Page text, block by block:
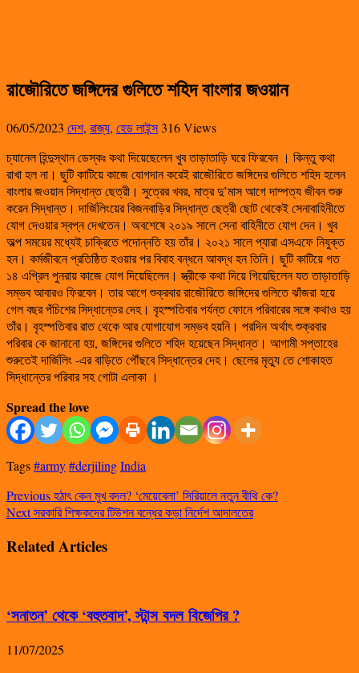
রাজৌরিতে জঙ্গিদের গুলিতে শহিদ বাংলার জওয়ান
06/05/2023 দেশ, রাজ্য, হেড লাইন্স316 Views
চ্যানেল হিন্দুস্থান ডেস্কঃ কথা দিয়েছেলেন খুব তাড়াতাড়ি ঘরে ফিরবেন । কিন্তু কথা
রাখা হল না। ছুটি কাটিয়ে কাজে যোগদান করেই রাজৌরিতে জঙ্গিদের গুলিতে শহিদ হলেন
বাংলার জওয়ান সিদ্ধান্ত ছেত্রী। সুত্রের খবর, মাত্র দু’মাস আগে দাম্পত্য জীবন শুরু
করেন সিদ্ধান্ত। দার্জিলিংয়ের বিজনবাড়ির সিদ্ধান্ত ছেত্রী ছোট থেকেই সেনাবাহিনীতে
যোগ দেওয়ার স্বপ্ন দেখতেন। অবশেষে ২০১৯ সালে সেনা বাহিনীতে যোগ দেন। খুব
অল্প সময়ের মধ্যেই চাক্রিতে পদোন্নতি হয় তাঁর। ২০২১ সালে প্যারা এসএফে নিযুক্ত
হন। কর্মজীবনে প্রতিষ্ঠিত হওয়ার পর বিবাহ বন্ধনে আবদ্ধ হন তিনি। ছুটি কাটিয়ে গত
১৪ এপ্রিল পুনরায় কাজে যোগ দিয়েছিলেন। স্ত্রীকে কথা দিয়ে গিয়েছিলেন যত তাড়াতাড়ি
সম্ভব আবারও ফিরবেন। তার আগে শুক্রবার রাজৌরিতে জঙ্গিদের গুলিতে ঝাঁজরা হয়ে
গেল বছর পঁচিশের সিদ্ধান্তের দেহ। বৃহস্পতিবার পর্যন্ত ফোনে পরিবারের সঙ্গে কথাও হয়
তাঁর। বৃহস্পতিবার রাত থেকে আর যোগাযোগ সম্ভব হয়নি। পরদিন অর্থাৎ শুক্রবার
পরিবার কে জানানো হয়, জঙ্গিদের গুলিতে শহিদ হয়েছেন সিদ্ধান্ত। আগামী সপ্তাহের
শুরুতেই দার্জিলিং -এর বাড়িতে পৌঁছবে সিদ্ধান্তের দেহ। ছেলের মৃত্যু তে শোকাহত
সিদ্ধান্তের পরিবার সহ গোটা এলাকা ।
Spread the love
Tags#army#derjilingIndia
Previousহঠাৎ কেন মুখ বদল? ‘মেয়েবেলা’ সিরিয়ালে নতুন বীথি কে?
Nextসরকারি শিক্ষকদের টিউশন বন্ধের কড়া নির্দেশ আদালতের
Related Articles
‘সনাতন’ থেকে ‘বহুতবাদ’, স্টান্স বদল বিজেপির ?
11/07/2025